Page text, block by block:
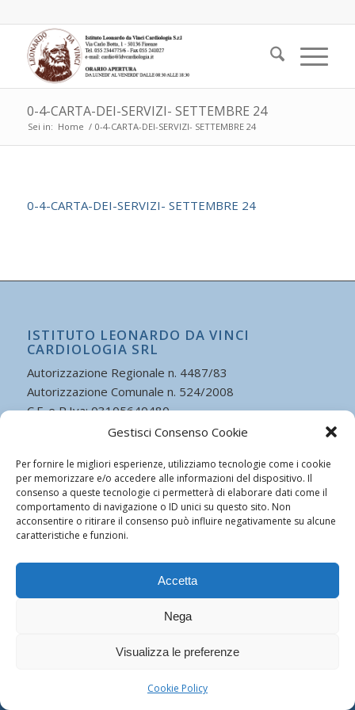
Gestisci Consenso Cookie
Per fornire le migliori esperienze, utilizziamo tecnologie come i cookie
per memorizzare e/o accedere alle informazioni del dispositivo. Il
consenso a queste tecnologie ci permetterà di elaborare dati come il
comportamento di navigazione o ID unici su questo sito. Non
acconsentire o ritirare il consenso può influire negativamente su alcune
caratteristiche e funzioni.
Accetta
Nega
Visualizza le preferenze
Cookie Policy
0-4-CARTA-DEI-SERVIZI- SETTEMBRE 24
Sei in: Home / 0-4-CARTA-DEI-SERVIZI- SETTEMBRE 24
0-4-CARTA-DEI-SERVIZI- SETTEMBRE 24
ISTITUTO LEONARDO DA VINCI
CARDIOLOGIA SRL
Autorizzazione Regionale n. 4487/83
Autorizzazione Comunale n. 524/2008
C.F. e P.Iva: 03105640480
Capitale Sociale Euro 51.481,00 I.v.
© Copyright - Istituto Leonardo da Vinci - Cardiologia - Powered by
communication